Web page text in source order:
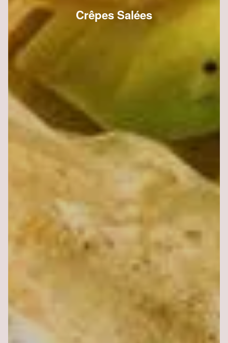
Crêpes Salées